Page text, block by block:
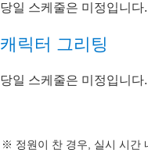
당일 스케줄은 미정입니다.
캐릭터 그리팅
당일 스케줄은 미정입니다.
정원이 찬 경우, 실시 시간